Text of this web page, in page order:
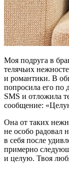
Моя подруга в
телячьих
и романтики. В
попросила его по
SMS и отложила
сообщение:
Она от таких
не особо
в себя после
примерно
и целую. Твоя